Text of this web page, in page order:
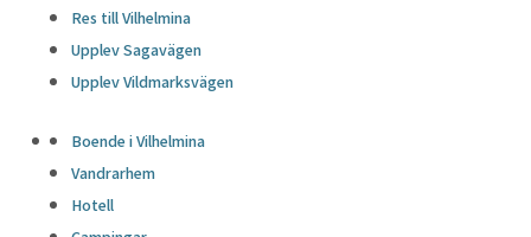
Res till Vilhelmina
Upplev Sagavägen
Upplev Vildmarksvägen
Boende i Vilhelmina
Vandrarhem
Hotell